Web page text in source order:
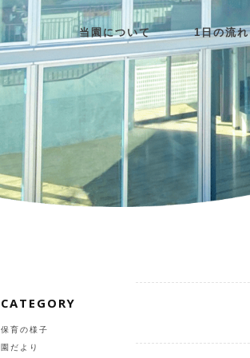
当園について 1日の流れ
CATEGORY
保育の様子
園だより